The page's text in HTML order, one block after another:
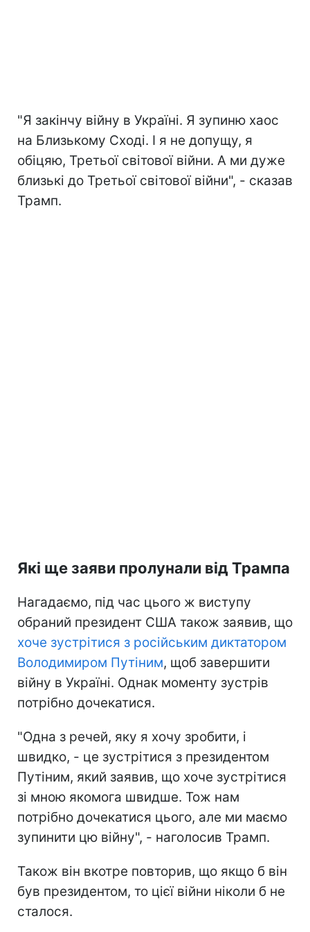
"Я закінчу війну в Україні. Я зупиню хаос
на Близькому Сході. І я не допущу, я
обіцяю, Третьої світової війни. А ми дуже
близькі до Третьої світової війни", - сказав
Трамп.
Які ще заяви пролунали від Трампа
Нагадаємо, під час цього ж виступу
обраний президент США також заявив, що
хоче зустрітися з російським диктатором
Володимиром Путіним, щоб завершити
війну в Україні. Однак моменту зустрів
потрібно дочекатися.
"Одна з речей, яку я хочу зробити, і
швидко, - це зустрітися з президентом
Путіним, який заявив, що хоче зустрітися
зі мною якомога швидше. Тож нам
потрібно дочекатися цього, але ми маємо
зупинити цю війну", - наголосив Трамп.
Також він вкотре повторив, що якщо б він
був президентом, то цієї війни ніколи б не
сталося.